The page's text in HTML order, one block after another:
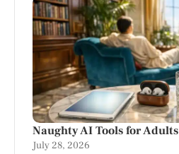
Naughty AI Tools for Adults
July 28, 2026